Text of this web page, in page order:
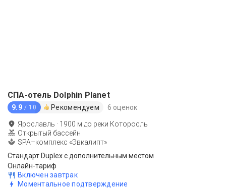
СПА-отель Dolphin Planet
9.9 / 10 Рекомендуем 6 оценок
Ярославль · 1900 м до реки Которосль
Открытый бассейн
SPA–комплекс «Эвкалипт»
Стандарт Duplex с дополнительным местом
Онлайн-тариф
Включен завтрак
Моментальное подтверждение